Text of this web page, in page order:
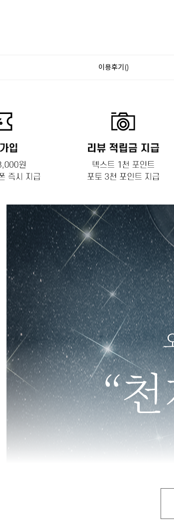
이용후기()